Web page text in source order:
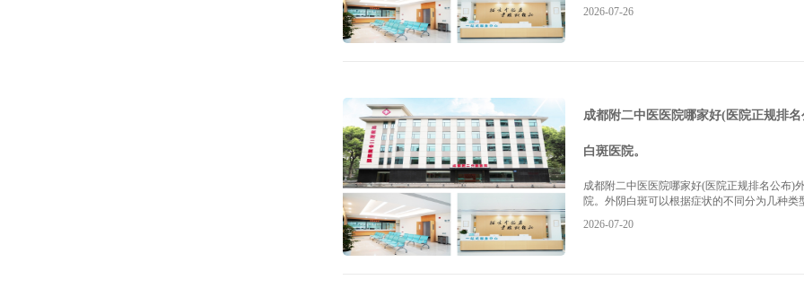
2026-07-26
成都附二中医医院哪家好(医院正规排名
白斑医院。
成都附二中医医院哪家好(医院正规排名公布)
院。外阴白斑可以根据症状的不同分为几种
2026-07-20